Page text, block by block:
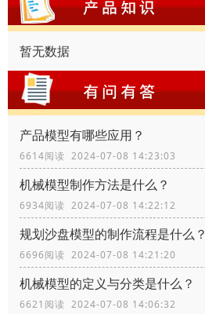
暂无数据
产品模型有哪些应用？
6614阅读 2024-07-08 14:23:03
机械模型制作方法是什么？
6934阅读 2024-07-08 14:22:12
规划沙盘模型的制作流程是什么？
6696阅读 2024-07-08 14:21:20
机械模型的定义与分类是什么？
6621阅读 2024-07-08 14:06:32